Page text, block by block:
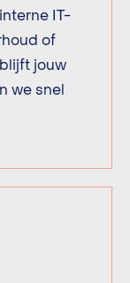
IT-
of
jouw
we snel